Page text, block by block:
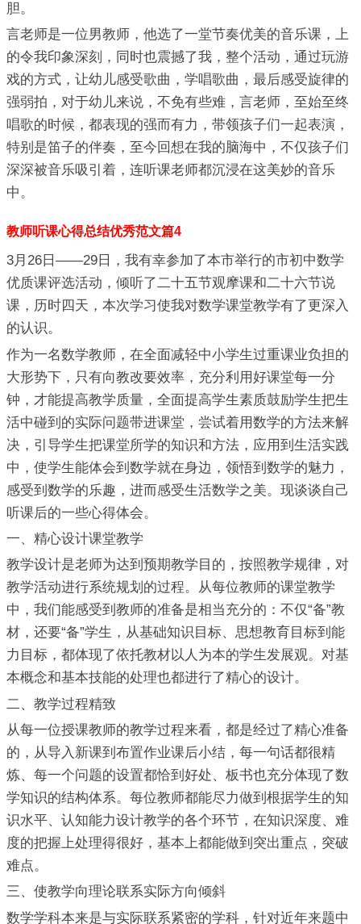
胆。
言老师是一位男教师，他选了一堂节奏优美的音乐课，上
的令我印象深刻，同时也震撼了我，整个活动，通过玩游
戏的方式，让幼儿感受歌曲，学唱歌曲，最后感受旋律的
强弱拍，对于幼儿来说，不免有些难，言老师，至始至终
唱歌的时候，都表现的强而有力，带领孩子们一起表演，
特别是笛子的伴奏，至今回想在我的脑海中，不仅孩子们
深深被音乐吸引着，连听课老师都沉浸在这美妙的音乐
中。
教师听课心得总结优秀范文篇4
3月26日——29日，我有幸参加了本市举行的市初中数学
优质课评选活动，倾听了二十五节观摩课和二十六节说
课，历时四天，本次学习使我对数学课堂教学有了更深入
的认识。
作为一名数学教师，在全面减轻中小学生过重课业负担的
大形势下，只有向教改要效率，充分利用好课堂每一分
钟，才能提高教学质量，全面提高学生素质鼓励学生把生
活中碰到的实际问题带进课堂，尝试着用数学的方法来解
决，引导学生把课堂所学的知识和方法，应用到生活实践
中，使学生能体会到数学就在身边，领悟到数学的魅力，
感受到数学的乐趣，进而感受生活数学之美。现谈谈自己
听课后的一些心得体会。
一、精心设计课堂教学
教学设计是老师为达到预期教学目的，按照教学规律，对
教学活动进行系统规划的过程。从每位教师的课堂教学
中，我们能感受到教师的准备是相当充分的：不仅“备”教
材，还要“备”学生，从基础知识目标、思想教育目标到能
力目标，都体现了依托教材以人为本的学生发展观。对基
本概念和基本技能的处理也都进行了精心的设计。
二、教学过程精致
从每一位授课教师的教学过程来看，都是经过了精心准备
的，从导入新课到布置作业课后小结，每一句话都很精
炼、每一个问题的设置都恰到好处、板书也充分体现了数
学知识的结构体系。每位教师都能尽力做到根据学生的知
识水平、认知能力设计教学的各个环节，在知识深度、难
度的把握上处理得很好，基本上都能做到突出重点，突破
难点。
三、使教学向理论联系实际方向倾斜
数学学科本来是与实际联系紧密的学科，针对近年来题中